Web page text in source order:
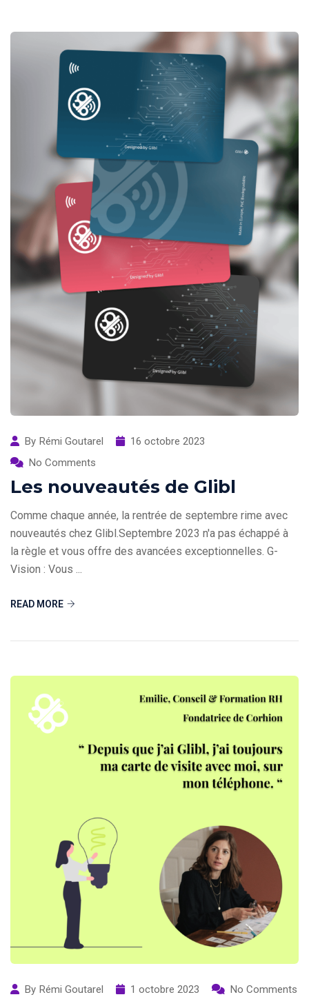
By Rémi Goutarel
16 octobre 2023
No Comments
Les nouveautés de Glibl
Comme chaque année, la rentrée de septembre rime avec
nouveautés chez Glibl.Septembre 2023 n'a pas échappé à
la règle et vous offre des avancées exceptionnelles. G-
Vision : Vous ...
READ MORE
By Rémi Goutarel 1 octobre 2023 No Comments